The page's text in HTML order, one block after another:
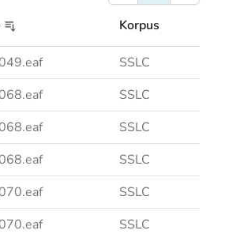
Korpus
SSLC
SSLC
SSLC
SSLC
SSLC
SSLC